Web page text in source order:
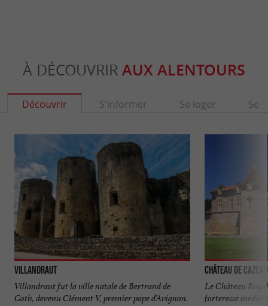
À DÉCOUVRIR AUX ALENTOURS
Découvrir S'informer Se loger Se
Villandraut
Villandraut fut la ville natale de Bertrand de
Goth, devenu Clément V, premier pape d’Avignon.
Château de
Le Château
forteresse